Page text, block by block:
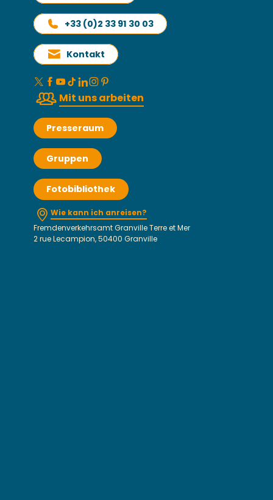
+33 (0)2 33 91 30 03
Kontakt
Mit uns arbeiten
Presseraum
Gruppen
Fotobibliothek
Wie kann ich anreisen?
Fremdenverkehrsamt Granville Terre et Mer
2 rue Lecampion, 50400 Granville